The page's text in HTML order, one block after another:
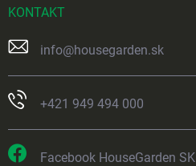
KONTAKT
info@housegarden.sk
+421 949 494 000
Facebook HouseGarden SK